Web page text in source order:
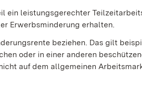
ein leistungsgerechter
Erwerbsminderung erhalten.
beziehen. Das gilt
oder in einer anderen
auf dem allgemeinen